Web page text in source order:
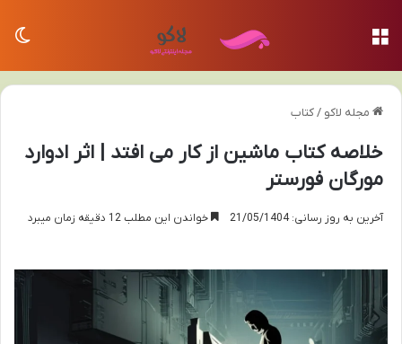
مجله لاکو /کتاب
خلاصه کتاب ماشین از کار می افتد | اثر ادوارد
مورگان فورستر
آخرین به روز رسانی: 21/05/1404 خواندن این مطلب 12 دقیقه زمان میبرد